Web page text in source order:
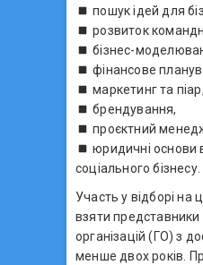
пошук ідей для
розвиток
бізнес-
фінансове
маркетинг та піар,
брендування,
проєктний
юридичні основи
соціального бізнесу.
Участь у відборі
взяти
організацій (ГО) з
менше двох років.